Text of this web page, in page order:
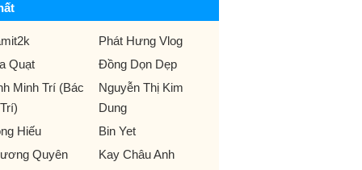
Phát Hưng Vlog
Quạt
Đồng Dọn Dẹp
Minh Trí (Bác
Nguyễn Thị Kim
Dung
Hiếu
Bin Yet
Quyên
Kay Châu Anh